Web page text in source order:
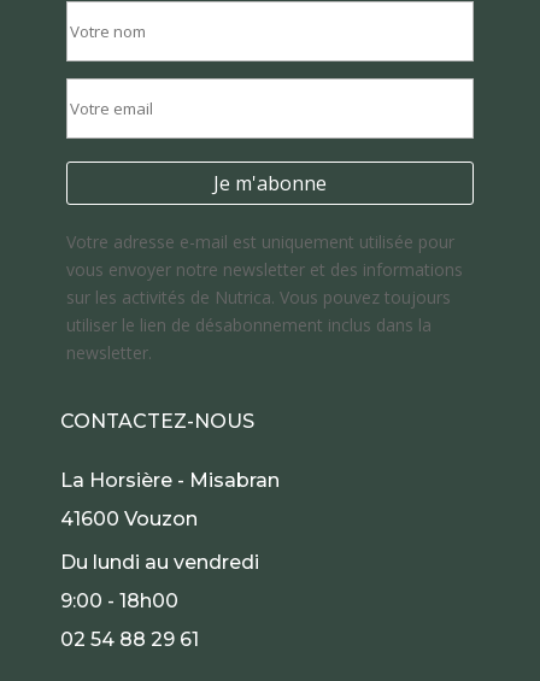
Votre adresse e-mail est uniquement utilisée pour
vous envoyer notre newsletter et des informations
sur les activités de Nutrica. Vous pouvez toujours
utiliser le lien de désabonnement inclus dans la
newsletter.
CONTACTEZ-NOUS
La Horsière - Misabran
41600 Vouzon
Du lundi au vendredi
9:00 - 18h00
02 54 88 29 61